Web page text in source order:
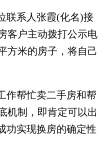
系人张霞(化名)接
客户主动拨打公示电
方米的房子，将自己
帮忙卖二手房和帮
机制，即肯定可以出
功实现换房的确定性